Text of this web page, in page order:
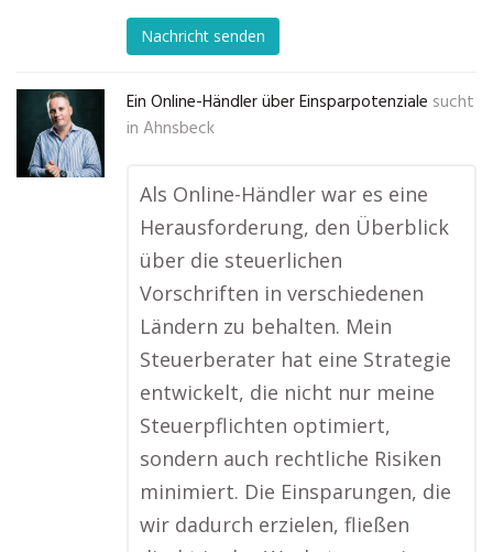
Nachricht senden
Ein Online-Händler über Einsparpotenziale sucht
in Ahnsbeck
Als Online-Händler war es eine
Herausforderung, den Überblick
über die steuerlichen
Vorschriften in verschiedenen
Ländern zu behalten. Mein
Steuerberater hat eine Strategie
entwickelt, die nicht nur meine
Steuerpflichten optimiert,
sondern auch rechtliche Risiken
minimiert. Die Einsparungen, die
wir dadurch erzielen, fließen